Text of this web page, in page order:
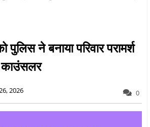
ने बनाया परिवार परामर्श
काउंसलर
2026 0